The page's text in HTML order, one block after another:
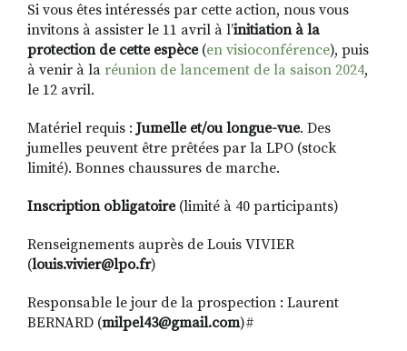
Si vous êtes intéressés par cette action, nous vous
invitons à assister le 11 avril à l’initiation à la
protection de cette espèce(en visioconférence), puis
à venir à la réunion de lancement de la saison 2024,
le 12 avril.
Matériel requis :Jumelle et/ou longue-vue. Des
jumelles peuvent être prêtées par la LPO (stock
limité). Bonnes chaussures de marche.
Inscription obligatoire(limité à 40 participants)
Renseignements auprès de Louis VIVIER
(louis.vivier@lpo.fr)
Responsable le jour de la prospection : Laurent
BERNARD (milpel43@gmail.com)#